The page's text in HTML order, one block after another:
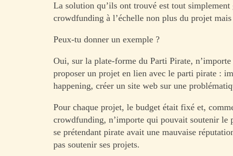
La solution qu’ils ont trouvé est tout
crowdfunding à l’échelle non plus du projet mais
Peux-tu donner un exemple ?
Oui, sur la plate-forme du Parti Pirate,
proposer un projet en lien avec le parti pirate :
happening, créer un site web sur une
Pour chaque projet, le budget était fixé et,
crowdfunding, n’importe qui pouvait soutenir le
se prétendant pirate avait une mauvaise
pas soutenir ses projets.